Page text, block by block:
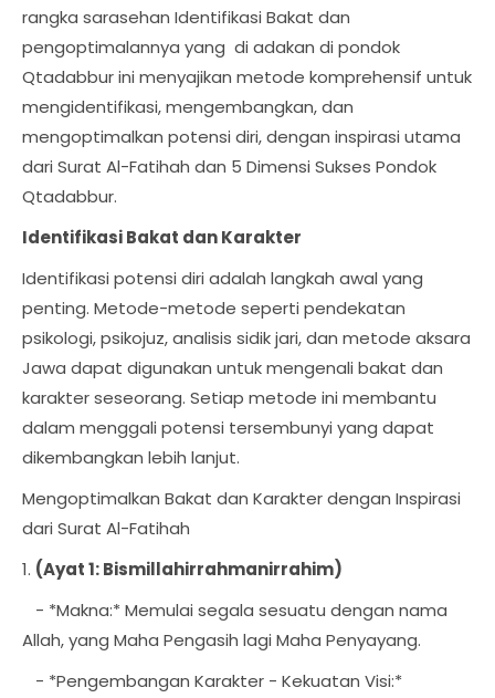
rangka sarasehan Identifikasi Bakat dan
pengoptimalannya yang di adakan di pondok
Qtadabbur ini menyajikan metode komprehensif untuk
mengidentifikasi, mengembangkan, dan
mengoptimalkan potensi diri, dengan inspirasi utama
dari Surat Al-Fatihah dan 5 Dimensi Sukses Pondok
Qtadabbur.
Identifikasi Bakat dan Karakter
Identifikasi potensi diri adalah langkah awal yang
penting. Metode-metode seperti pendekatan
psikologi, psikojuz, analisis sidik jari, dan metode aksara
Jawa dapat digunakan untuk mengenali bakat dan
karakter seseorang. Setiap metode ini membantu
dalam menggali potensi tersembunyi yang dapat
dikembangkan lebih lanjut.
Mengoptimalkan Bakat dan Karakter dengan Inspirasi
dari Surat Al-Fatihah
1. (Ayat 1: Bismillahirrahmanirrahim)
- *Makna:* Memulai segala sesuatu dengan nama
Allah, yang Maha Pengasih lagi Maha Penyayang.
- *Pengembangan Karakter - Kekuatan Visi:*